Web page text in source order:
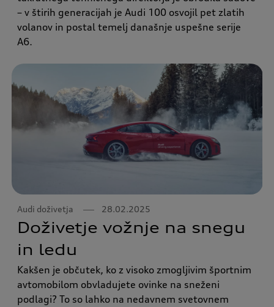
– v štirih generacijah je Audi 100 osvojil pet zlatih
volanov in postal temelj današnje uspešne serije
A6.
Audi doživetja 28.02.2025
Doživetje vožnje na snegu
in ledu
Kakšen je občutek, ko z visoko zmogljivim športnim
avtomobilom obvladujete ovinke na sneženi
podlagi? To so lahko na nedavnem svetovnem